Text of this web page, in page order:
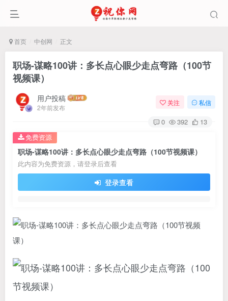
首页 中创网 正文
职场-谋略100讲：多长点心眼少走点弯路（100节
视频课）
用户投稿
2年前发布
关注 私信
0 392 13
职场-谋略100讲：多长点心眼少走点弯路（100节视频课）
此内容为免费资源，请登录后查看
登录查看
免费资源